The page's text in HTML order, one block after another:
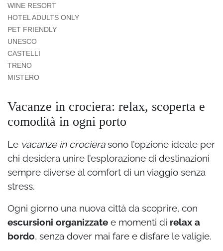
WINE RESORT
HOTEL ADULTS ONLY
PET FRIENDLY
UNESCO
CASTELLI
TRENO
MISTERO
Vacanze in crociera: relax, scoperta e
comodità in ogni porto
Le vacanze in crocierasono l’opzione ideale per
chi desidera unire l’esplorazione di destinazioni
sempre diverse al comfort di un viaggio senza
stress.
Ogni giorno una nuova città da scoprire, con
escursioni organizzate e momenti di relax a
bordo, senza dover mai fare e disfare le valigie.